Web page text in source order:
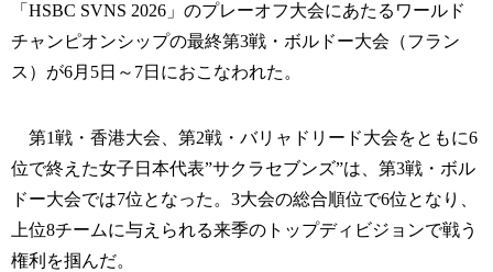
「HSBC SVNS 2026」のプレーオフ大会にあたるワールド
チャンピオンシップの最終第3戦・ボルドー大会（フラン
ス）が6月5日～7日におこなわれた。
第1戦・香港大会、第2戦・バリャドリード大会をともに6
位で終えた女子日本代表”サクラセブンズ”は、第3戦・ボル
ドー大会では7位となった。3大会の総合順位で6位となり、
上位8チームに与えられる来季のトップディビジョンで戦う
権利を掴んだ。